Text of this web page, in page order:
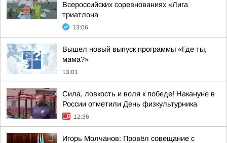
Всероссийских соревнованиях «Лига
триатлона
13:06
Вышел новый выпуск программы «Где ты,
мама?»
13:01
Сила, ловкость и воля к победе! Накануне в
России отметили День физкультурника
12:36
Игорь Молчанов: Провёл совещание с